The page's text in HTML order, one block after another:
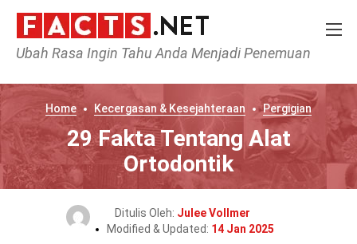
Ubah Rasa Ingin Tahu Anda Menjadi Penemuan
Home Kecergasan & Kesejahteraan Pergigian
29 Fakta Tentang Alat
Ortodontik
Ditulis Oleh: Julee Vollmer
Modified & Updated: 14 Jan 2025